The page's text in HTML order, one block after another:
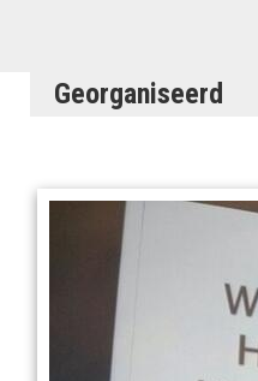
Georganiseerd